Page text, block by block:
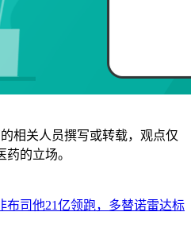
相关人员撰写或转载，观点仅
的立场。
布司他21亿领跑，多替诺雷达标